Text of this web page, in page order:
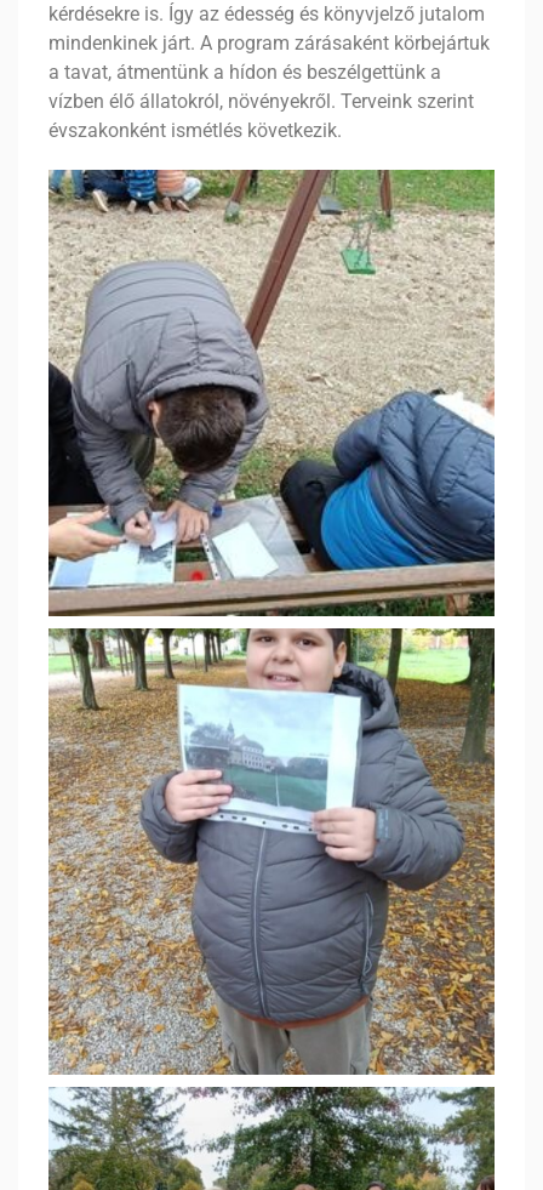
kérdésekre is. Így az édesség és könyvjelző jutalom
mindenkinek járt. A program zárásaként körbejártuk
a tavat, átmentünk a hídon és beszélgettünk a
vízben élő állatokról, növényekről. Terveink szerint
évszakonként ismétlés következik.